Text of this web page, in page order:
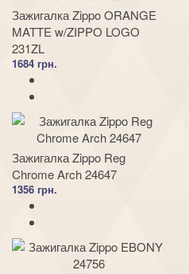
Зажигалка Zippo ORANGE
MATTE w/ZIPPO LOGO
231ZL
1684 грн.
Зажигалка Zippo Reg
Chrome Arch 24647
1356 грн.